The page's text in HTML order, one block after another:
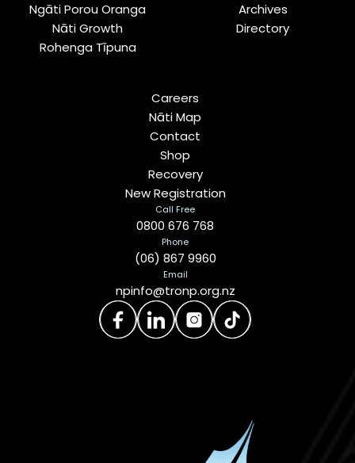
Ngāti Porou Oranga
Nāti Growth
Rohenga Tīpuna
Archives
Directory
Careers
Nāti Map
Contact
Shop
Recovery
New Registration
Call Free
0800 676 768
Phone
(06) 867 9960
Email
npinfo@tronp.org.nz